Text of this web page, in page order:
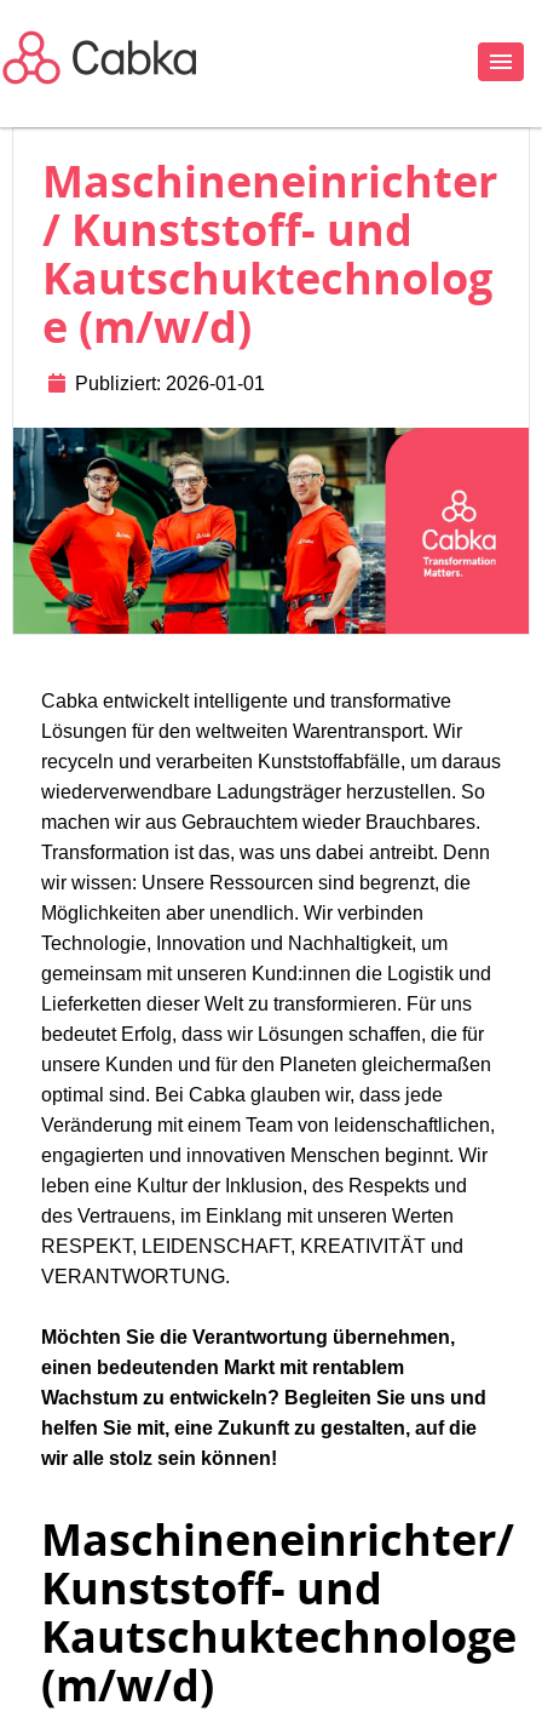
Maschineneinrichter
/ Kunststoff- und
Kautschuktechnolog
e (m/w/d)
Publiziert: 2026-01-01
Cabka entwickelt intelligente und transformative
Lösungen für den weltweiten Warentransport. Wir
recyceln und verarbeiten Kunststoffabfälle, um daraus
wiederverwendbare Ladungsträger herzustellen. So
machen wir aus Gebrauchtem wieder Brauchbares.
Transformation ist das, was uns dabei antreibt. Denn
wir wissen: Unsere Ressourcen sind begrenzt, die
Möglichkeiten aber unendlich. Wir verbinden
Technologie, Innovation und Nachhaltigkeit, um
gemeinsam mit unseren Kund:innen die Logistik und
Lieferketten dieser Welt zu transformieren. Für uns
bedeutet Erfolg, dass wir Lösungen schaffen, die für
unsere Kunden und für den Planeten gleichermaßen
optimal sind. Bei Cabka glauben wir, dass jede
Veränderung mit einem Team von leidenschaftlichen,
engagierten und innovativen Menschen beginnt. Wir
leben eine Kultur der Inklusion, des Respekts und
des Vertrauens, im Einklang mit unseren Werten
RESPEKT, LEIDENSCHAFT, KREATIVITÄT und
VERANTWORTUNG.
Möchten Sie die Verantwortung übernehmen,
einen bedeutenden Markt mit rentablem
Wachstum zu entwickeln? Begleiten Sie uns und
helfen Sie mit, eine Zukunft zu gestalten, auf die
wir alle stolz sein können!
Maschineneinrichter/
Kunststoff- und
Kautschuktechnologe
(m/w/d)